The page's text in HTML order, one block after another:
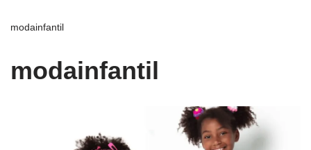
modainfantil
modainfantil